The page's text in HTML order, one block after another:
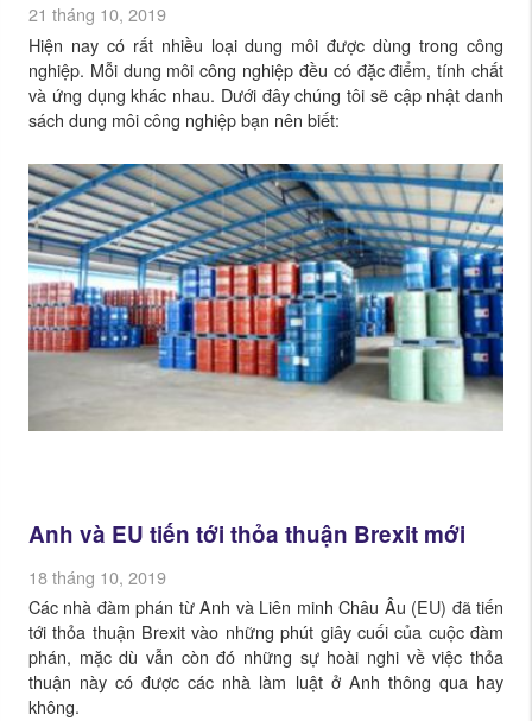
21 tháng 10, 2019
Hiện nay có rất nhiều loại dung môi được dùng trong công
nghiệp. Mỗi dung môi công nghiệp đều có đặc điểm, tính chất
và ứng dụng khác nhau. Dưới đây chúng tôi sẽ cập nhật danh
sách dung môi công nghiệp bạn nên biết:
Anh và EU tiến tới thỏa thuận Brexit mới
18 tháng 10, 2019
Các nhà đàm phán từ Anh và Liên minh Châu Âu (EU) đã tiến
tới thỏa thuận Brexit vào những phút giây cuối của cuộc đàm
phán, mặc dù vẫn còn đó những sự hoài nghi về việc thỏa
thuận này có được các nhà làm luật ở Anh thông qua hay
không.